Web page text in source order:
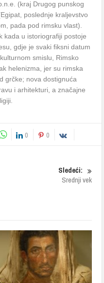
(kraj Drugog punskog
poslednje kraljevstvo
pada pod rimsku vlast).
kada u istoriografiji postoje
gdje je svaki fiksni datum
smislu, Rimsko
helenizma, jer su rimska
grčke; nova dostignuća
i arhitekturi, a značajne
0 0
Sledeći:
Srednji vek